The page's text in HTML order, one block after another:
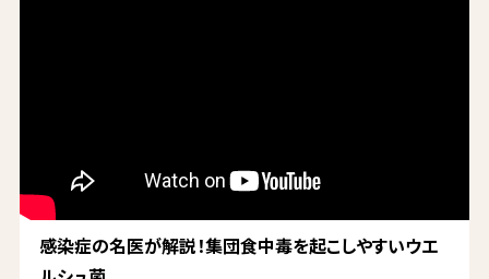
感染症の名医が解説！集団食中毒を起こしやすいウエ